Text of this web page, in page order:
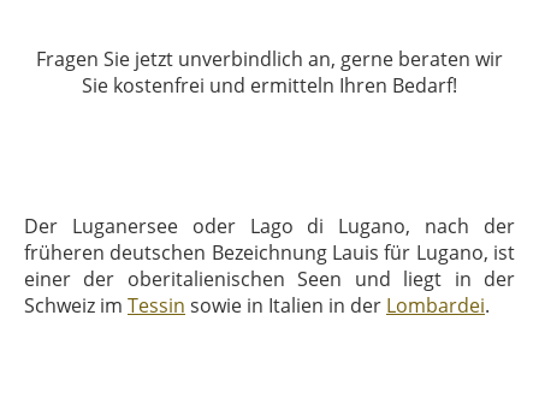
Fragen Sie jetzt unverbindlich an, gerne beraten wir
Sie kostenfrei und ermitteln Ihren Bedarf!
Der Luganersee oder Lago di Lugano, nach der
früheren deutschen Bezeichnung Lauis für Lugano, ist
einer der oberitalienischen Seen und liegt in der
Schweiz im Tessin sowie in Italien in der Lombardei.